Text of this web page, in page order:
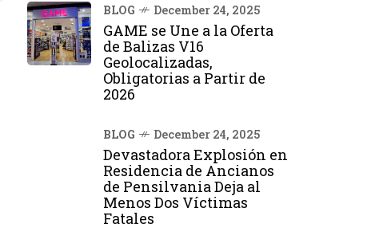
BLOG December 24, 2025
GAME se Une a la Oferta
de Balizas V16
Geolocalizadas,
Obligatorias a Partir de
2026
BLOG December 24, 2025
Devastadora Explosión en
Residencia de Ancianos
de Pensilvania Deja al
Menos Dos Víctimas
Fatales